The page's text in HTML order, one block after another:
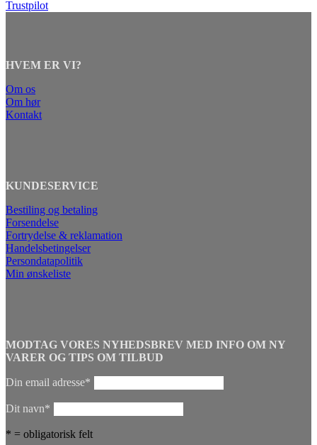
Trustpilot
HVEM ER VI?
Om os
Om hør
Kontakt
KUNDESERVICE
Bestiling og betaling
Forsendelse
Fortrydelse & reklamation
Handelsbetingelser
Persondatapolitik
Min ønskeliste
MODTAG VORES NYHEDSBREV MED INFO OM NY
VARER OG TIPS OM TILBUD
Din email adresse*
Dit navn*
* = obligatorisk felt